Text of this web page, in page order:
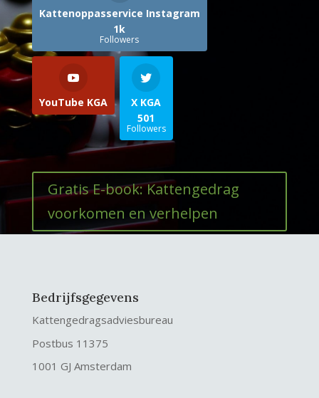
Kattenoppasservice Instagram
1k
Followers
YouTube KGA
X KGA
501
Followers
Gratis E-book: Kattengedrag
voorkomen en verhelpen
Bedrijfsgegevens
Kattengedragsadviesbureau
Postbus 11375
1001 GJ Amsterdam